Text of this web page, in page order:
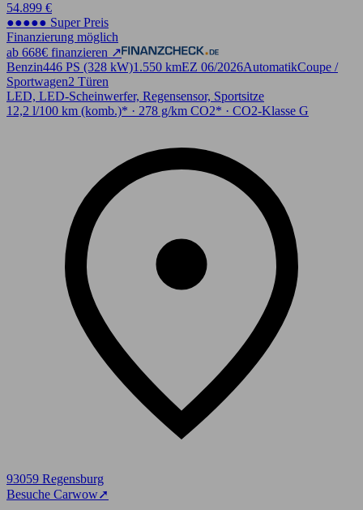
54.899 €
●●●●● Super Preis
Finanzierung möglich
ab 668€ finanzieren ↗
Benzin446 PS (328 kW)1.550 kmEZ 06/2026AutomatikCoupe /
Sportwagen2 Türen
LED, LED-Scheinwerfer, Regensensor, Sportsitze
12,2 l/100 km (komb.)* · 278 g/km CO2* · CO2-Klasse G
93059 Regensburg
Besuche Carwow➚